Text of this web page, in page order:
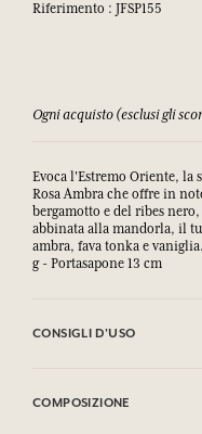
Riferimento : JFSP155
Ogni acquisto (esclusi gli
Evoca l'Estremo Oriente, la
Rosa Ambra che offre in
bergamotto e del ribes
abbinata alla mandorla, il
ambra, fava tonka e
g - Portasapone 13 cm
CONSIGLI D'USO
COMPOSIZIONE